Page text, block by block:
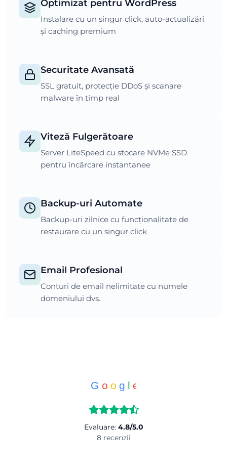
Optimizat pentru WordPress
Instalare cu un singur click, auto-actualizări
și caching premium
Securitate Avansată
SSL gratuit, protecție DDoS și scanare
malware în timp real
Viteză Fulgerătoare
Server LiteSpeed cu stocare NVMe SSD
pentru încărcare instantanee
Backup-uri Automate
Backup-uri zilnice cu funcționalitate de
restaurare cu un singur click
Email Profesional
Conturi de email nelimitate cu numele
domeniului dvs.
G o o g e
Evaluare: 4.8/5.0
8 recenzii